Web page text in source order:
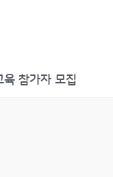
참가자 모집